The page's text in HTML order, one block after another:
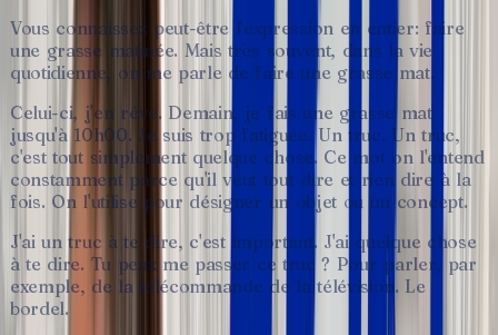
Vous connaissez peut-être l'expression en entier: faire
une grasse matinée. Mais très souvent, dans la vie
quotidienne, on me parle de faire une grasse mat.
Celui-ci, j'en rêve. Demain, je fais une grasse mat
jusqu'à 10h00. Je suis trop fatiguée. Un truc. Un truc,
c'est tout simplement quelque chose. Ce mot on l'entend
constamment parce qu'il veut tout dire et rien dire à la
fois. On l'utilise pour désigner un objet ou un concept.
J'ai un truc à te dire, c'est important. J'ai quelque chose
à te dire. Tu peux me passer ce truc ? Pour parler, par
exemple, de la télécommande de la télévision. Le
bordel.